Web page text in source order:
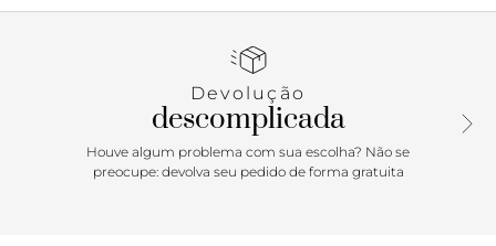
tiracolo em cordão regulável. Traz bolso com fecho em
emborrachada do nome da marca.
Devolução
descomplicada
Houve algum problema com sua escolha? Não se
preocupe: devolva seu pedido de forma gratuita